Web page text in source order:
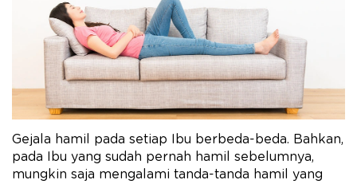
Gejala hamil pada setiap Ibu berbeda-beda. Bahkan,
pada Ibu yang sudah pernah hamil sebelumnya,
mungkin saja mengalami tanda-tanda hamil yang